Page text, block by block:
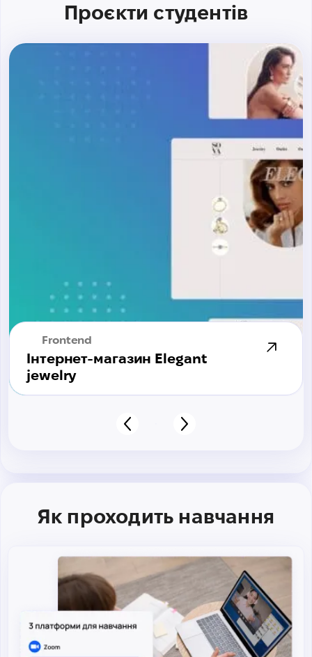
Проєкти студентів
Frontend
Інтернет-магазин Elegant
jewelry
Як проходить навчання